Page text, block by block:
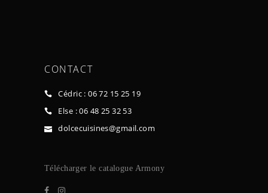
CONTACT
Cédric : 06 72 15 25 19
Else : 06 48 25 32 53
dolcecuisines@gmail.com
Télécharger le catalogue Armony